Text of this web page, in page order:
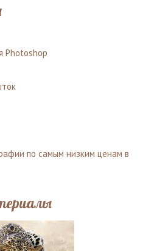
Photoshop
по самым низким ценам в